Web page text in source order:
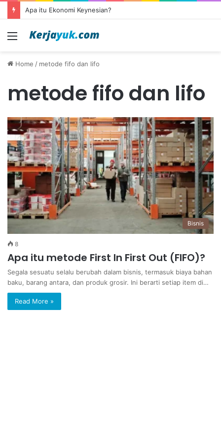
Apa itu Ekonomi Keynesian?
Menu
Home / metode fifo dan lifo
metode fifo dan lifo
Bisnis
8
Apa itu metode First In First Out (FIFO)?
Segala sesuatu selalu berubah dalam bisnis, termasuk biaya bahan
baku, barang antara, dan produk grosir. Ini berarti setiap item di…
Read More »